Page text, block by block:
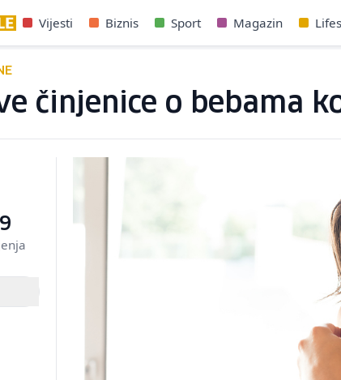
Vijesti Biznis Sport Magazin
činjenice o bebama